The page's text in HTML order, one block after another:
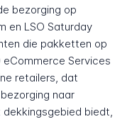
bezorging op
en LSO Saturday
die pakketten op
Services
retailers, dat
naar
biedt,